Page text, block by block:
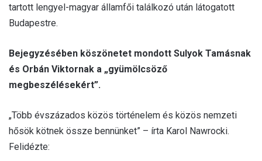
tartott lengyel-magyar államfői találkozó után látogatott
Budapestre.
Bejegyzésében köszönetet mondott Sulyok Tamásnak
és Orbán Viktornak a „gyümölcsöző
megbeszélésekért”.
„Több évszázados közös történelem és közös nemzeti
hősök kötnek össze bennünket” – írta Karol Nawrocki.
Felidézte: